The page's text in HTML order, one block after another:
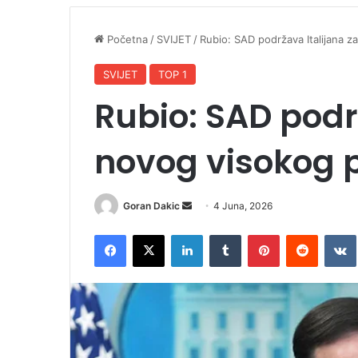
Početna/ SVIJET/ Rubio: SAD podržava Italijana
SVIJET TOP 1
Rubio: SAD
novog visokog
Goran Dakic
a
4 Juna, 2026